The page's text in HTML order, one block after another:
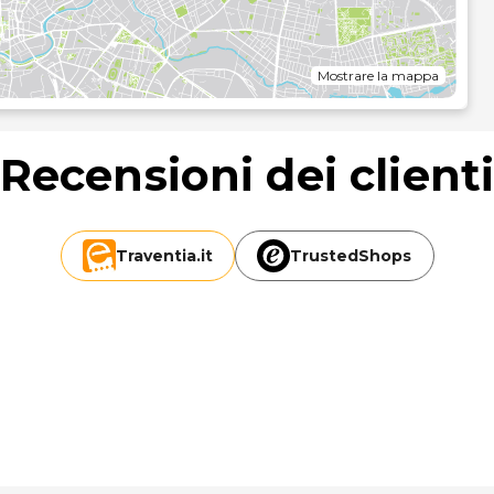
e un bar a bordo piscina. La colazione a buffet è
ore 10:30.
di lavanderia e lavaggio a secco e una reception aperta
Mostrare la mappa
Recensioni dei clienti
Traventia.it TrustedShops